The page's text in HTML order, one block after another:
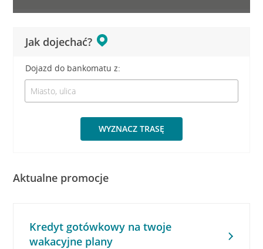
Jak dojechać?
Dojazd do bankomatu z:
WYZNACZ TRASĘ
Aktualne promocje
Kredyt gotówkowy na twoje
wakacyjne plany